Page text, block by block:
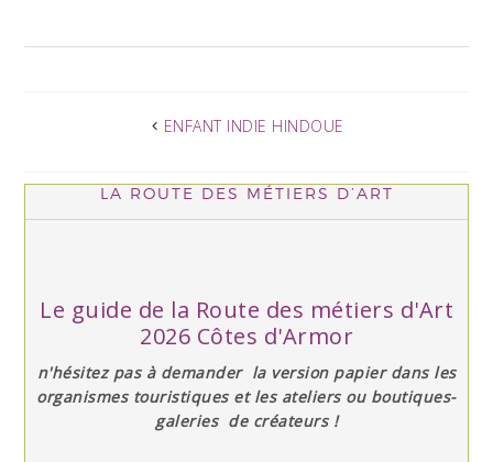
ENFANT INDIE HINDOUE
LA ROUTE DES MÉTIERS D’ART
Le guide de la Route des métiers d'Art
2026 Côtes d'Armor
n'hésitez pas à demander la version papier dans les
organismes touristiques et les ateliers ou boutiques-
galeries de créateurs !